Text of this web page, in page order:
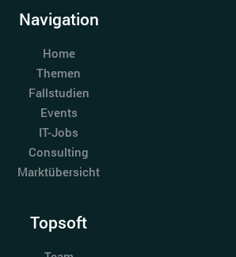
Navigation
Home
Themen
Fallstudien
Events
IT-Jobs
Consulting
Marktübersicht
Topsoft